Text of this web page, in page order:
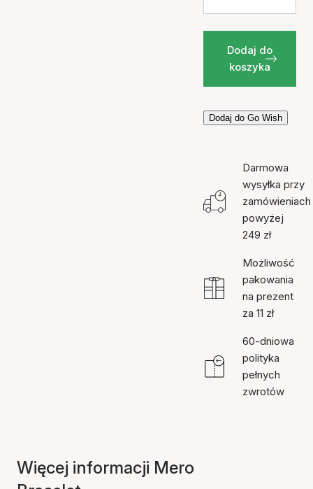
Dodaj do
koszyka
Dodaj do Go Wish
Darmowa
wysyłka przy
zamówieniach
powyżej
249 zł
Możliwość
pakowania
na prezent
za 11 zł
60-dniowa
polityka
pełnych
zwrotów
Więcej informacji Mero